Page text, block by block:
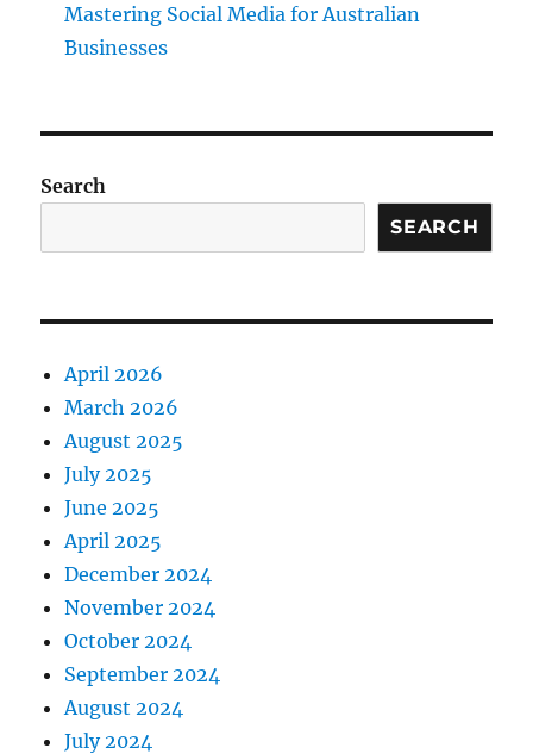
Mastering Social Media for Australian
Businesses
Search
SEARCH
April 2026
March 2026
August 2025
July 2025
June 2025
April 2025
December 2024
November 2024
October 2024
September 2024
August 2024
July 2024